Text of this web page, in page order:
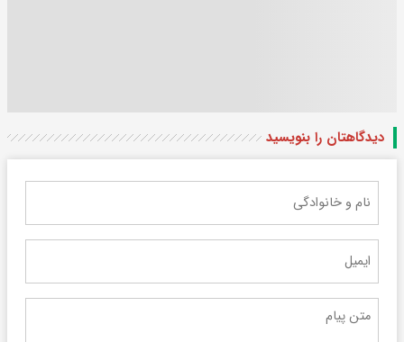
دیدگاهتان را بنویسید